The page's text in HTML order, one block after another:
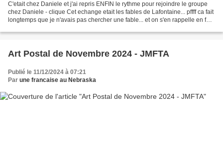
C'etait chez Daniele et j'ai repris ENFIN le rythme pour rejoindre le groupe
chez Daniele - clique Cet echange etait les fables de Lafontaine... pffff ca fait
longtemps que je n'avais pas chercher une fable... et on s'en rappelle en fait
Art Postal de Novembre 2024 - JMFTA
Publié le 11/12/2024 à 07:21
Par une francaise au Nebraska